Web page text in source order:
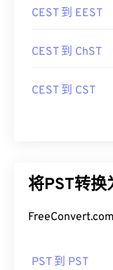
CEST 到 EEST
CEST 到 ChST
CEST 到 CST
将PST转换
PST 到 PST